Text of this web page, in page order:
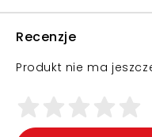
Recenzje
Produkt nie ma